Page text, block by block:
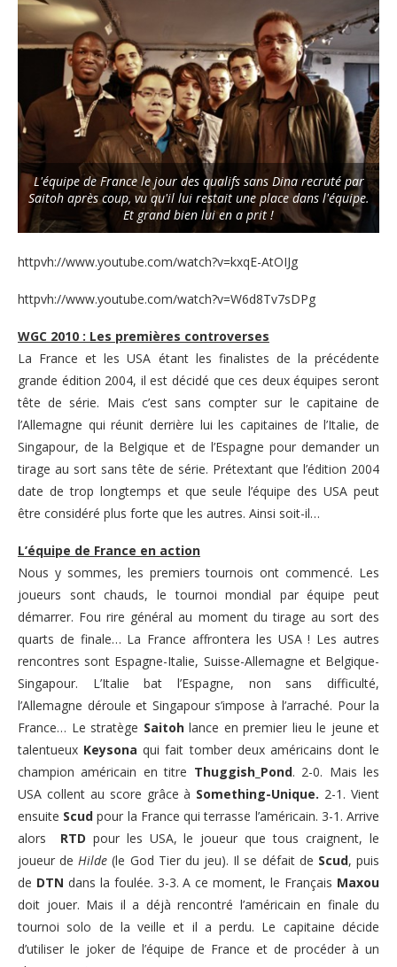
L'équipe de France le jour des qualifs sans Dina recruté par
Saitoh après coup, vu qu'il lui restait une place dans l'équipe.
Et grand bien lui en a prit !
httpvh://www.youtube.com/watch?v=kxqE-AtOIJg
httpvh://www.youtube.com/watch?v=W6d8Tv7sDPg
WGC 2010 : Les premières controverses
La France et les USA étant les finalistes de la précédente
grande édition 2004, il est décidé que ces deux équipes seront
tête de série. Mais c’est sans compter sur le capitaine de
l’Allemagne qui réunit derrière lui les capitaines de l’Italie, de
Singapour, de la Belgique et de l’Espagne pour demander un
tirage au sort sans tête de série. Prétextant que l’édition 2004
date de trop longtemps et que seule l’équipe des USA peut
être considéré plus forte que les autres. Ainsi soit-il…
L’équipe de France en action
Nous y sommes, les premiers tournois ont commencé. Les
joueurs sont chauds, le tournoi mondial par équipe peut
démarrer. Fou rire général au moment du tirage au sort des
quarts de finale… La France affrontera les USA ! Les autres
rencontres sont Espagne-Italie, Suisse-Allemagne et Belgique-
Singapour. L’Italie bat l’Espagne, non sans difficulté,
l’Allemagne déroule et Singapour s’impose à l’arraché. Pour la
France… Le stratège Saitohlance en premier lieu le jeune et
talentueux Keysona qui fait tomber deux américains dont le
champion américain en titre Thuggish_Pond. 2-0. Mais les
USA collent au score grâce à Something-Unique. 2-1. Vient
ensuite Scud pour la France qui terrasse l’américain. 3-1. Arrive
alors RTD pour les USA, le joueur que tous craignent, le
joueur deHilde (le God Tier du jeu). Il se défait de Scud, puis
de DTN dans la foulée. 3-3. A ce moment, le Français Maxou
doit jouer. Mais il a déjà rencontré l’américain en finale du
tournoi solo de la veille et il a perdu. Le capitaine décide
d’utiliser le joker de l’équipe de France et de procéder à un